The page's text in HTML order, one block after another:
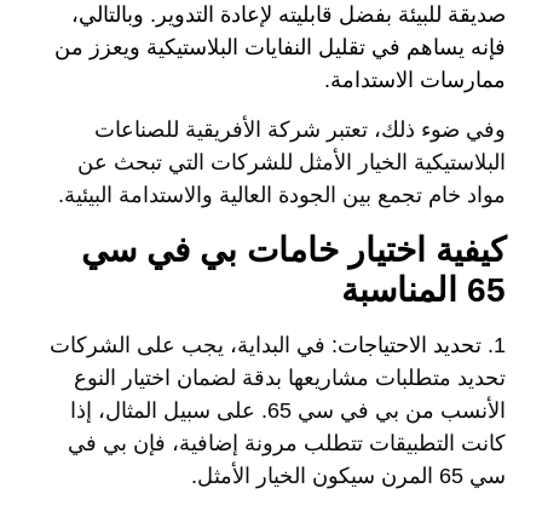
صديقة للبيئة بفضل قابليته لإعادة التدوير. وبالتالي،
فإنه يساهم في تقليل النفايات البلاستيكية ويعزز من
ممارسات الاستدامة.
وفي ضوء ذلك، تعتبر شركة الأفريقية للصناعات
البلاستيكية الخيار الأمثل للشركات التي تبحث عن
مواد خام تجمع بين الجودة العالية والاستدامة البيئية.
كيفية اختيار خامات بي في سي
65 المناسبة
1. تحديد الاحتياجات:
في البداية، يجب على الشركات
تحديد متطلبات مشاريعها بدقة لضمان اختيار النوع
الأنسب من بي في سي 65. على سبيل المثال، إذا
كانت التطبيقات تتطلب مرونة إضافية، فإن بي في
سي 65 المرن سيكون الخيار الأمثل.